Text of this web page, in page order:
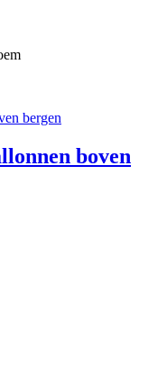
boven